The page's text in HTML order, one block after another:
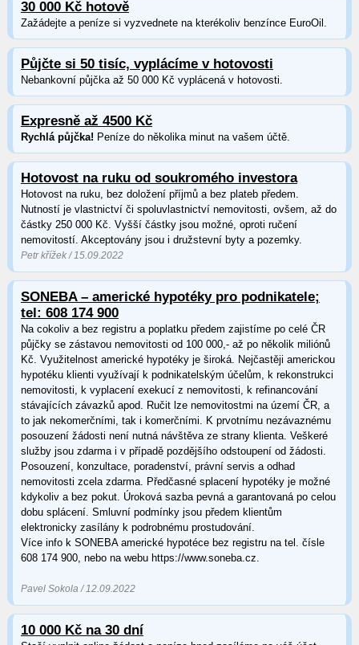
30 000 Kč hotově
Zažádejte a peníze si vyzvednete na kterékoliv benzínce EuroOil.
Půjčte si 50 tisíc, vyplácíme v hotovosti
Nebankovní půjčka až 50 000 Kč vyplácená v hotovosti.
Expresně až 4500 Kč
Rychlá půjčka! Peníze do několika minut na vašem účtě.
Hotovost na ruku od soukromého investora
Hotovost na ruku, bez doložení příjmů a bez plateb předem.
Nutností je vlastnictví či spoluvlastnictví nemovitosti, ovšem, až do
částky 250 000 Kč. Vyšší částky jsou možné, oproti ručení
nemovitostí. Akceptovány jsou i družstevní byty a pozemky.
Petr křížek / 15.09.2022
SONEBA – americké hypotéky pro podnikatele;
tel: 608 174 900
Na cokoliv a bez registru a poplatku předem zajistíme po celé ČR
půjčky se zástavou nemovitosti od 100 000,- až po několik miliónů
Kč. Využitelnost americké hypotéky je široká. Nejčastěji americkou
hypotéku klienti využívají k podnikatelským účelům, k rekonstrukci
nemovitosti, k vyplacení exekucí z nemovitosti, k refinancování
stávajících závazků apod. Ručit lze nemovitostmi na území ČR, a
to jak nekomerčními, tak i komerčními. K prvotnímu nezávaznému
posouzení žádosti není nutná návštěva ze strany klienta. Veškeré
služby jsou zdarma i v případě pozdějšího odstoupení od žádosti.
Posouzení, konzultace, poradenství, právní servis a odhad
nemovitosti zcela zdarma. Předčasné splacení hypotéky je možné
kdykoliv a bez pokut. Úroková sazba pevná a garantovaná po celou
dobu splácení. Smluvní podmínky jsou předem klientům
elektronicky zasílány k podrobnému prostudování.
Více info k SONEBA americké hypotéce bez registru na tel. čísle
608 174 900, nebo na webu https://www.soneba.cz.
Pavel Sokola / 12.09.2022
10 000 Kč na 30 dní